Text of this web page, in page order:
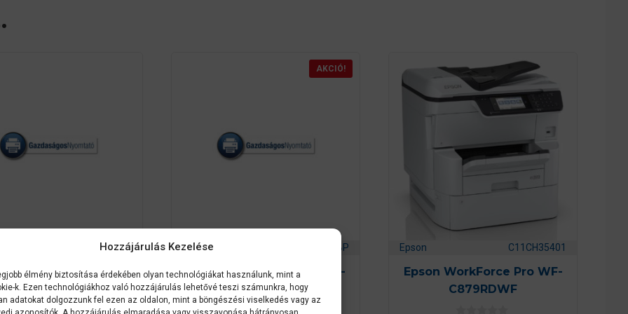
Hozzájárulás Kezelése
élmény biztosítása érdekében olyan technológiákat használunk, mint a
k. Ezen technológiákhoz való hozzájárulás lehetővé teszi számunkra, hogy
adatokat dolgozzunk fel ezen az oldalon, mint a böngészési viselkedés vagy az
C11CH60401BB
WorkForce Pro WF-
C878RDTWF
AKCIÓ!
Epson C11CH35401BP
Epson WorkForce Pro WF-
C879RD3TWFC
Epson C11CH35401
Epson WorkForce Pro WF-
C879RDWF